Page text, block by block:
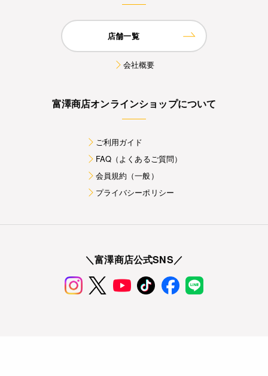
店舗一覧
会社概要
富澤商店オンラインショップについて
ご利用ガイド
FAQ（よくあるご質問）
会員規約（一般）
プライバシーポリシー
＼富澤商店公式SNS／